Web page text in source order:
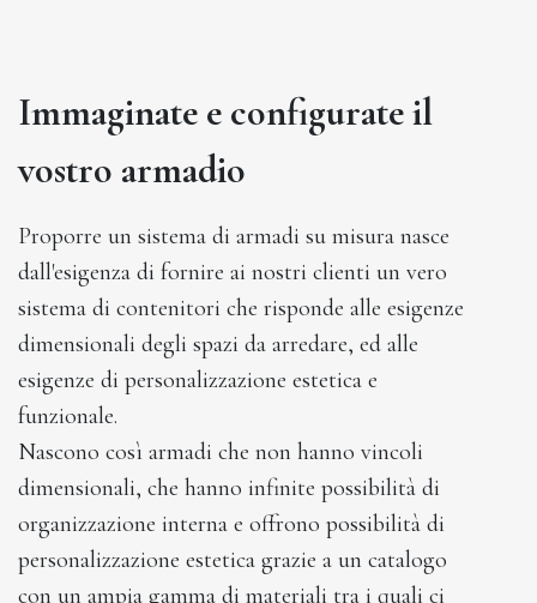
Immaginate e configurate il
vostro armadio
Proporre un sistema di armadi su misura nasce
dall'esigenza di fornire ai nostri clienti un vero
sistema di contenitori che risponde alle esigenze
dimensionali degli spazi da arredare, ed alle
esigenze di personalizzazione estetica e
funzionale.
Nascono così armadi che non hanno vincoli
dimensionali, che hanno infinite possibilità di
organizzazione interna e offrono possibilità di
personalizzazione estetica grazie a un catalogo
con un ampia gamma di materiali tra i quali ci